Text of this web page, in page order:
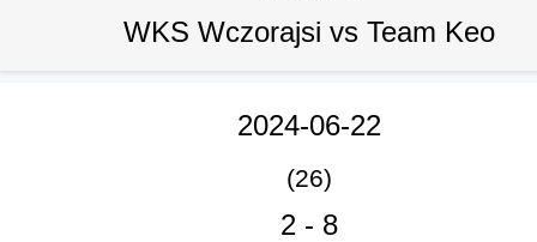
WKS Wczorajsi vs Team Keo
2024-06-22
(26)
2 - 8